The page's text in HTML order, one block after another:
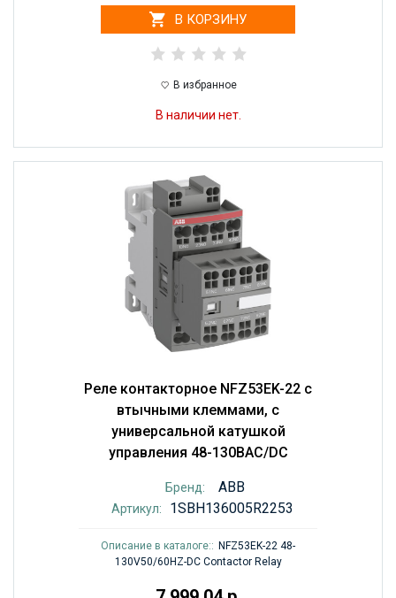
В КОРЗИНУ
В избранное
В наличии нет.
Реле контакторное NFZ53EK-22 с
втычными клеммами, с
универсальной катушкой
управления 48-130BAC/DC
Бренд: ABB
Артикул: 1SBH136005R2253
Описание в каталоге:: NFZ53EK-22 48-
130V50/60HZ-DC Contactor Relay